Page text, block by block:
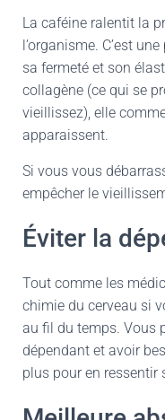
La caféine ralentit la
l’organisme. C’est
sa fermeté et son
collagène (ce qui se
vieillissez), elle
apparaissent.
Si vous vous
empêcher le
Éviter la
Tout comme les
chimie du cerveau si
au fil du temps. Vous
dépendant et avoir
plus pour en ressentir